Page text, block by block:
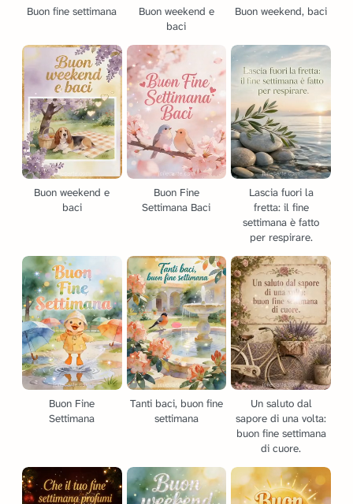
Buon fine settimana
Buon weekend e
baci
Buon weekend, baci
Buon weekend e
baci
Buon Fine
Settimana Baci
Lascia fuori la
fretta: il fine
settimana è fatto
per respirare.
Buon Fine
Settimana
Tanti baci, buon fine
settimana
Un saluto dal
sapore di una volta:
buon fine settimana
di cuore.